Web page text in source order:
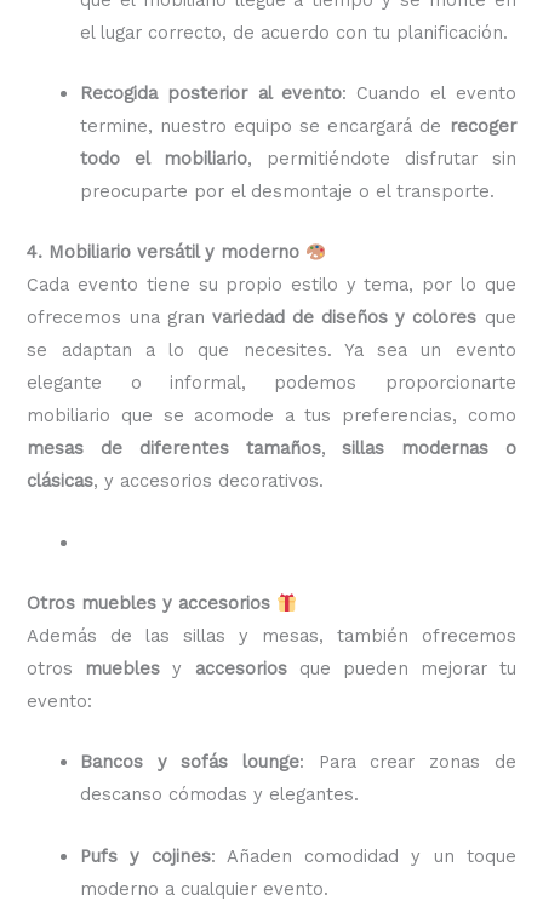
el lugar correcto, de acuerdo con tu planificación.
Recogida posterior al evento: Cuando el evento
termine, nuestro equipo se encargará de recoger
todo el mobiliario, permitiéndote disfrutar sin
preocuparte por el desmontaje o el transporte.
4. Mobiliario versátil y moderno
Cada evento tiene su propio estilo y tema, por lo que
ofrecemos una gran variedad de diseños y colores que
se adaptan a lo que necesites. Ya sea un evento
elegante o informal, podemos proporcionarte
mobiliario que se acomode a tus preferencias, como
mesas de diferentes tamaños,sillas modernas o
clásicas, y accesorios decorativos.
Otros muebles y accesorios
Además de las sillas y mesas, también ofrecemos
otros muebles y accesoriosque pueden mejorar tu
evento:
Bancos y sofás lounge: Para crear zonas de
descanso cómodas y elegantes.
Pufs y cojines: Añaden comodidad y un toque
moderno a cualquier evento.